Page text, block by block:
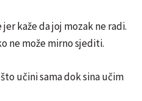
kaže da joj mozak ne radi.
ne može mirno sjediti.
učini sama dok sina učim